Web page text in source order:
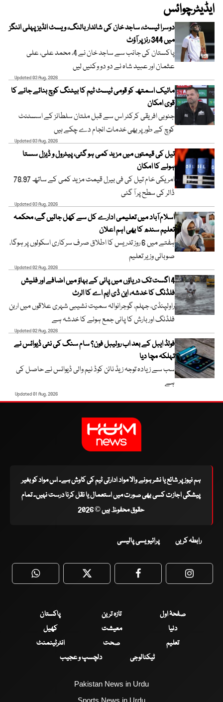
ایڈیٹرچوائس
دوسرا ٹیسٹ، ساجد خان کی شاندار بالنگ، ویسٹ انڈیز پہلی اننگز
میں 344 رنز پر آؤٹ
پاکستان کی جانب سے ساجد خان نے 4، محمد علی، علی
عثمان اور عبید شاہ نے دو دو وکٹیں لیں
Updated 03 Aug, 2026
مائیک اسمتھ کو قومی ٹیسٹ ٹیم کا بیٹنگ کوچ بنائے جانے کا
قوی امکان
جنوبی افریقی کرکٹر اس سے قبل ملتان سلطانز کے اسسٹنٹ
کوچ کے طور پر بھی خدمات انجام دے چکے ہیں
Updated 03 Aug, 2026
تیل کی قیمتوں میں مزید کمی ہو گئی، پیٹرول و ڈیزل سستا
ہونے کا امکان
امریکی خام تیل کی فی بیرل قیمت مزید کمی کے ساتھ 78.97
ڈالر کی سطح پر آ گئی
Updated 03 Aug, 2026
اسلام آباد میں تعلیمی ادارے کل سے کھل جائیں گے، محکمہ
تعلیم سندھ کا بھی اہم اعلان
ہفتے میں 6 روز تدریس کا اطلاق صرف سرکاری اسکولوں پر ہوگا،
صوبائی وزیر تعلیم
Updated 02 Aug, 2026
4 اگست تک دریاؤں میں پانی کے بہاؤ میں اضافے اور فلیش
فلڈنگ کا خدشہ، این ڈی ایم اے کا الرٹ
راولپنڈی، جہلم، گوجرانوالہ سمیت نشیبی شہری علاقوں میں اربن
فلڈنگ اور بارش کا پانی جمع ہونے کا خدشہ ہے
Updated 02 Aug, 2026
فولڈ ایبل کے بعد اب رولیبل فون؟ سام سنگ کی نئی ڈیوائس نے
تہلکہ مچا دیا
سب سے زیادہ توجہ زیڈ نائن کوڈ نیم والی ڈیوائس نے حاصل کی
ہے
Updated 01 Aug, 2026
ہم نیوز پر شائع یا نشر ہونے والا مواد ادارتی ٹیم کی کاوش ہے۔ اس مواد کو بغیر
پیشگی اجازت کسی بھی صورت میں استعمال یا نقل کرنا درست نہیں۔ تمام
حقوق محفوظ ہیں © 2026
رابطہ کریں پرائیویسی پالیسی
WhatsApp Twitter Facebook
صفحۂ اول تازہ ترین
پاکستان
دنیا
معیشت
کھیل
تعلیم
صحت
انٹرٹینمنٹ
ٹیکنالوجی
دلچسپ و عجیب
Pakistan News in Urdu
Sports News in Urdu